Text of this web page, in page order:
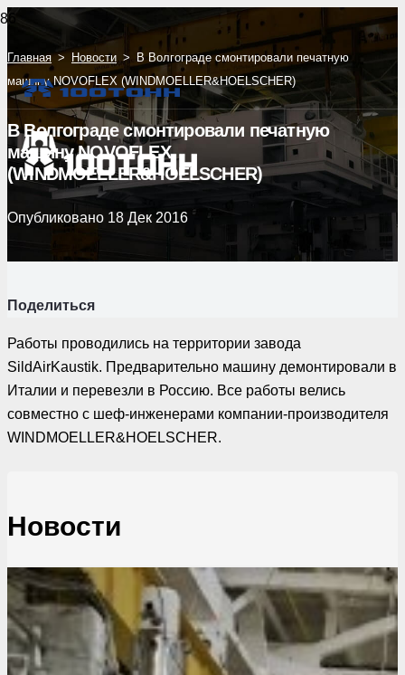
Главная > Новости >
В Волгограде смонтировали печатную
машину NOVOFLEX (WINDMOELLER&HOELSCHER)
В Волгограде смонтировали печатную
машину NOVOFLEX
(WINDMOELLER&HOELSCHER)
Опубликовано 18 Дек 2016
Поделиться
Работы проводились на территории завода
SildAirKaustik. Предварительно машину демонтировали в
Италии и перевезли в Россию. Все работы велись
совместно с шеф-инженерами компании-производителя
WINDMOELLER&HOELSCHER.
Новости